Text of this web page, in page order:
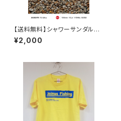
【送料無料】シャワーサンダル
【受注発注の為、納品に7～15日
程度かかります】
¥2,000